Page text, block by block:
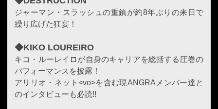
ジャーマン・スラッシュの重鎮が約8年ぶりの来日で
繰り広げた狂宴！
◆KIKO LOUREIRO
キコ・ルーレイロが自身のキャリアを総括する圧巻の
パフォーマンスを披露！
アリリオ・ネット<vo>を含む現ANGRAメンバー達と
のインタビューも必読!!